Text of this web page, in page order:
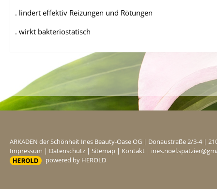
. lindert effektiv Reizungen und Rötungen
. wirkt bakteriostatisch
ARKADEN der Schönheit Ines Beauty-Oase OG | Donaustraße 2/3-4 |
Impressum | Datenschutz | Sitemap | Kontakt |
powered by HEROLD